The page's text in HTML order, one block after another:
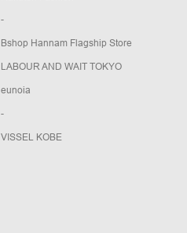
-
Bshop Hannam Flagship Store
LABOUR AND WAIT TOKYO
eunoia
-
VISSEL KOBE